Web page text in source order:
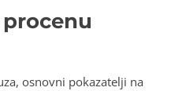
osnovni pokazatelji na